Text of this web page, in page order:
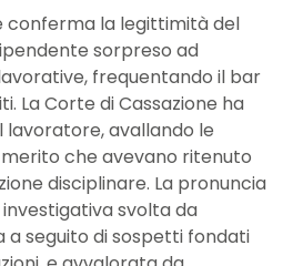
conferma la legittimità del
sorpreso ad
frequentando il bar
La Corte di Cassazione ha
avallando le
merito che avevano ritenuto
disciplinare. La pronuncia
svolta da
a seguito di sospetti fondati